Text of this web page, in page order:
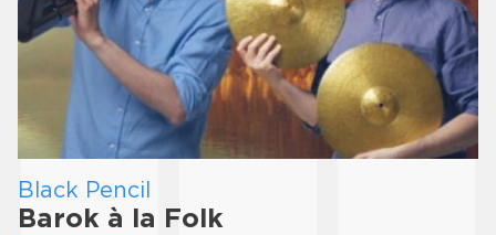
Black Pencil
Barok à la Folk